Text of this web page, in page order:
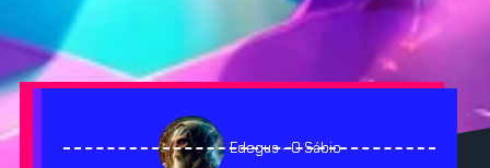
Edegus - O Sábio